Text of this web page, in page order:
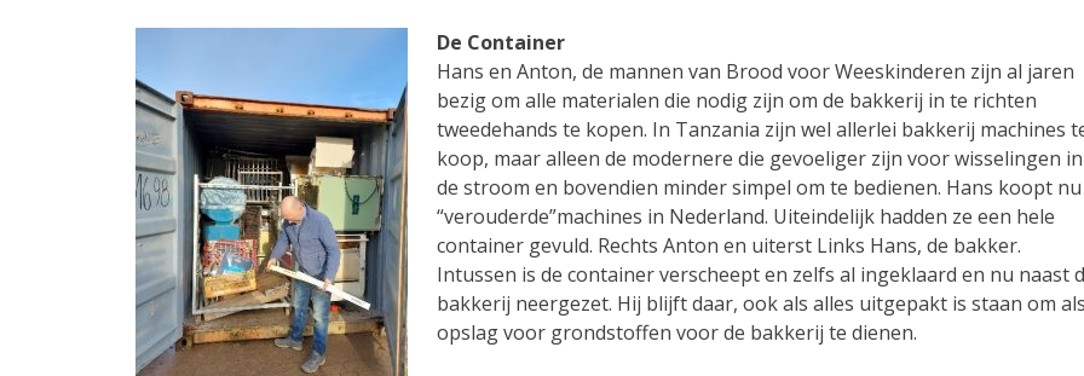
De Container
Hans en Anton, de mannen van Brood voor Weeskinderen zijn al jaren
bezig om alle materialen die nodig zijn om de bakkerij in te richten
tweedehands te kopen. In Tanzania zijn wel allerlei bakkerij machines
koop, maar alleen de modernere die gevoeliger zijn voor wisselingen in
de stroom en bovendien minder simpel om te bedienen. Hans koopt nu
“verouderde”machines in Nederland. Uiteindelijk hadden ze een hele
container gevuld. Rechts Anton en uiterst Links Hans, de bakker.
Intussen is de container verscheept en zelfs al ingeklaard en nu naast
bakkerij neergezet. Hij blijft daar, ook als alles uitgepakt is staan om
opslag voor grondstoffen voor de bakkerij te dienen.